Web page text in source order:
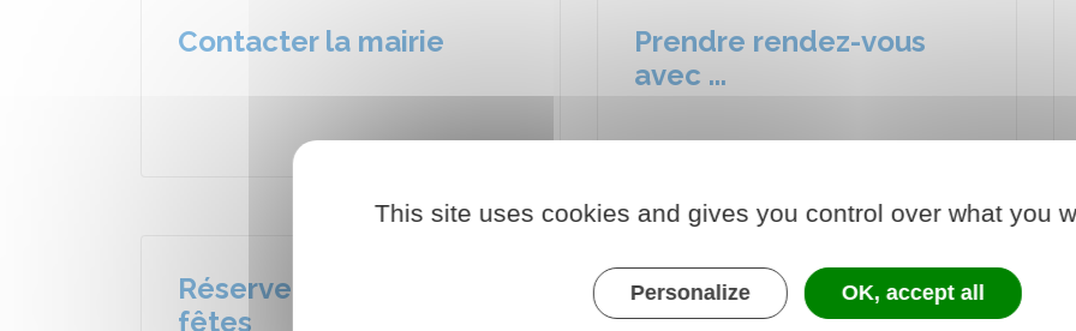
Contacter la mairie
Prendre rendez-vous
avec ...
Réserver la Salle des
fêtes
S'inscrire sur le registre
des personnes
This site uses cookies and gives you control over what you
Personalize OK, accept all